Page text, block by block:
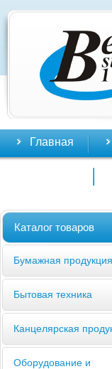
Главная
Каталог товаров
Бумажная продукция
Бытовая техника
Канцелярская
Оборудование и